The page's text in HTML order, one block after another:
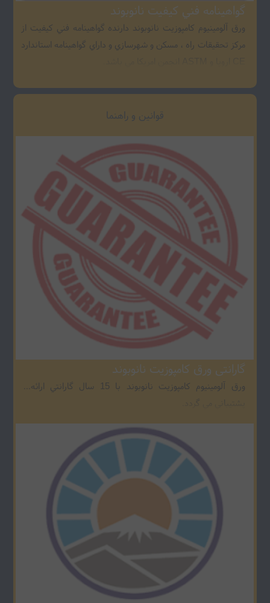
گواهينامه فني کيفيت نانوبوند
ورق آلومينيوم کامپوزيت نانوبوند دارنده گواهينامه فني کيفيت از
مرکز تحقيقات راه ، مسکن و شهرسازي و داراي گواهينامه استاندارد
قوانین و راهنما
گارانتی ورق کامپوزیت نانوبوند
ورق آلومينيوم کامپوزيت نانوبوند با 15 سال گارانتي ارائه و